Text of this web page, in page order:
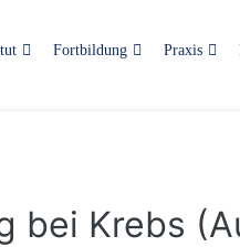
Fortbildung Praxis
bei Krebs